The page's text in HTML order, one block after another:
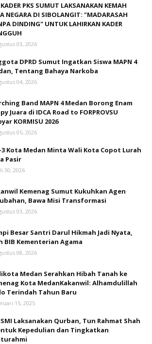
PKS SUMUT LAKSANAKAN KEMAH
NEGARA DI SIBOLANGIT: "MADARASAH
DINDING" UNTUK LAHIRKAN KADER
03, 2026
DPRD Sumut Ingatkan Siswa MAPN 4
Tentang Bahaya Narkoba
04, 2026
Band MAPN 4 Medan Borong Enam
Juara di IDCA Road to FORPROVSU
KORMISU 2026
05, 2026
3 Kota Medan Minta Wali Kota Copot Lurah
Pasir
30, 2026
Kemenag Sumut Kukuhkan Agen
Bawa Misi Transformasi
03, 2026
Besar Santri Darul Hikmah Jadi Nyata,
BIB Kementerian Agama
08, 2026
Medan Serahkan Hibah Tanah ke
Kota MedanKakanwil: Alhamdulillah
Terindah Tahun Baru
15, 2025
Laksanakan Qurban, Tun Rahmat Shah
Kepedulian dan Tingkatkan